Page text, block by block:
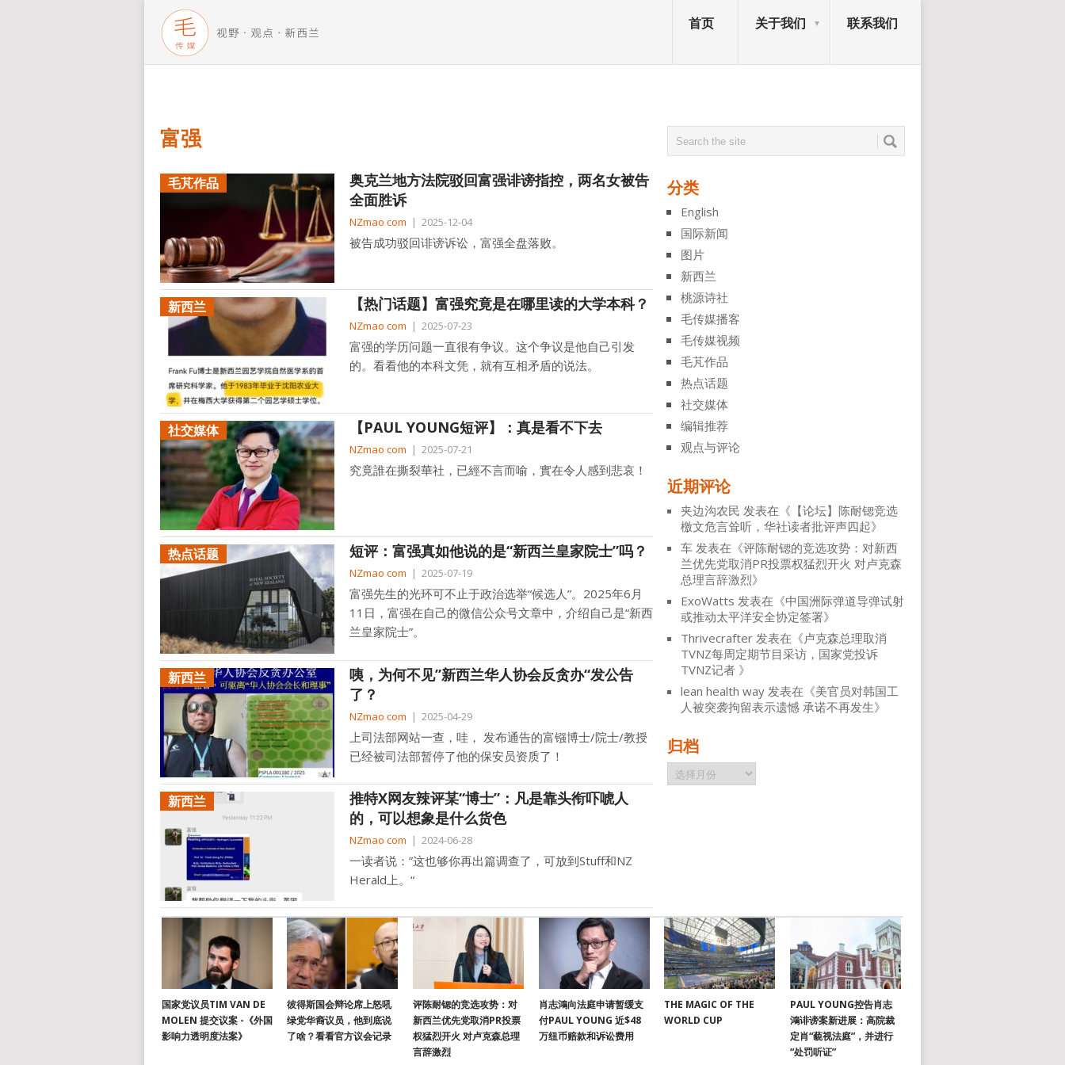
首页 关于我们 联系我们
富强
毛芃作品
奥克兰地方法院驳回富强诽谤指控，两名女被告
全面胜诉
NZmao com | 2025-12-04
被告成功驳回诽谤诉讼，富强全盘落败。
新西兰 【热门话题】富强究竟是在哪里读的大学本科？
NZmao com | 2025-07-23
富强的学历问题一直很有争议。这个争议是他自己引发
的。看看他的本科文凭，就有互相矛盾的说法。
社交媒体 【PAUL YOUNG短评】：真是看不下去
NZmao com | 2025-07-21
究竟誰在撕裂華社，已經不言而喻，實在令人感到悲哀！
热点话题 短评：富强真如他说的是“新西兰皇家院士”吗？
NZmao com | 2025-07-19
富强先生的光环可不止于政治选举“候选人”。2025年6月
11日，富强在自己的微信公众号文章中，介绍自己是“新西
兰皇家院士”。
新西兰
咦，为何不见”新西兰华人协会反贪办“发公告
了？
NZmao com | 2025-04-29
上司法部网站一查，哇， 发布通告的富镪博士/院士/教授
已经被司法部暂停了他的保安员资质了！
新西兰
推特X网友辣评某“博士”：凡是靠头衔吓唬人
的，可以想象是什么货色
NZmao com | 2024-06-28
一读者说：”这也够你再出篇调查了，可放到Stuff和NZ
Herald上。“
分类
English
国际新闻
图片
新西兰
桃源诗社
毛传媒播客
毛传媒视频
毛芃作品
热点话题
社交媒体
编辑推荐
观点与评论
近期评论
夹边沟农民 发表在《 【论坛】陈耐锶竞选
檄文危言耸听，华社读者批评声四起》
车 发表在《评陈耐锶的竞选攻势：对新西
兰优先党取消PR投票权猛烈开火 对卢克森
总理言辞激烈》
ExoWatts 发表在《中国洲际弹道导弹试射
或推动太平洋安全协定签署》
Thrivecrafter 发表在《卢克森总理取消
TVNZ每周定期节目采访，国家党投诉
TVNZ记者 》
lean health way 发表在《美官员对韩国工
人被突袭拘留表示遗憾 承诺不再发生》
归档
归
档
国家党议员TIM VAN DE
MOLEN 提交议案 -《外国
影响力透明度法案》
彼得斯国会辩论席上怒吼
绿党华裔议员，他到底说
了啥？看看官方议会记录
评陈耐锶的竞选攻势：对
新西兰优先党取消PR投票
权猛烈开火 对卢克森总理
言辞激烈
肖志鴻向法庭申请暂缓支
付PAUL YOUNG 近$48
万纽币赔款和诉讼费用
THE MAGIC OF THE
WORLD CUP
PAUL YOUNG控告肖志
鴻诽谤案新进展：高院裁
定肖“藐视法庭”，并进行
“处罚听证”